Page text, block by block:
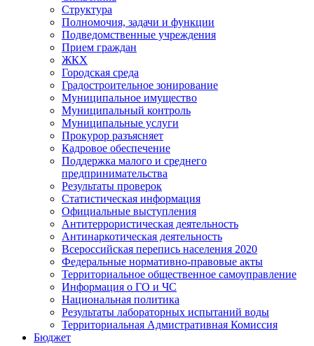
Структура
Полномочия, задачи и функции
Подведомственные учреждения
Прием граждан
ЖКХ
Городская среда
Градостроительное зонирование
Муниципальное имущество
Муниципальный контроль
Муниципальные услуги
Прокурор разъясняет
Кадровое обеспечение
Поддержка малого и среднего
предпринимательства
Результаты проверок
Статистическая информация
Официальные выступления
Антитеррористическая деятельность
Антинаркотическая деятельность
Всероссийская перепись населения 2020
Федеральные нормативно-правовые акты
Территориальное общественное самоуправление
Информация о ГО и ЧС
Национальная политика
Результаты лабораторных испытаний воды
Территориальная Адмистративная Комиссия
Бюджет